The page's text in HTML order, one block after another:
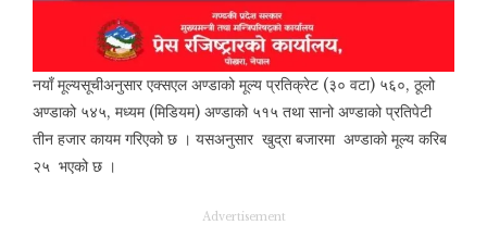
नयाँ मूल्यसूचीअनुसार एक्सएल अण्डाको मूल्य प्रतिक्रेट (३० वटा) ५६०, ठूलो
अण्डाको ५४५, मध्यम (मिडियम) अण्डाको ५१५ तथा सानो अण्डाको प्रतिपेटी
तीन हजार कायम गरिएको छ । यसअनुसार खुद्रा बजारमा अण्डाको मूल्य करिब
२५ भएको छ ।
Advertisement